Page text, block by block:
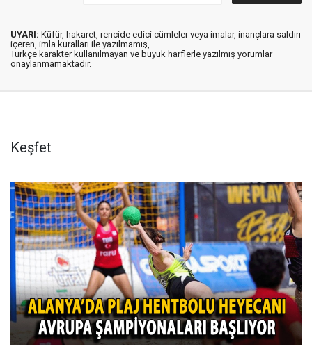
UYARI: Küfür, hakaret, rencide edici cümleler veya imalar, inançlara saldırı
içeren, imla kuralları ile yazılmamış,
Türkçe karakter kullanılmayan ve büyük harflerle yazılmış yorumlar
onaylanmamaktadır.
Keşfet